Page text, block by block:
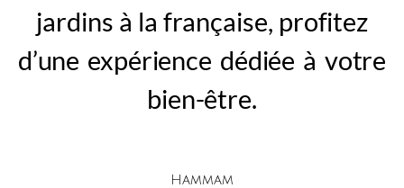
jardins à la française, profitez
d’une expérience dédiée à votre
bien-être.
Hammam